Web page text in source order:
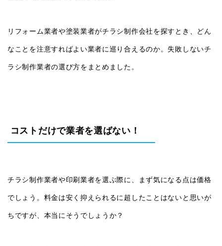
リフォーム業者や塗装業者がチラシ制作会社を探すとき、どん
なことを注意すればよい業者に巡り合えるのか。失敗しないチ
ラシ制作業者の選び方をまとめました。
コストだけで業者を選ばない！
チラシ制作業者や印刷業者を選ぶ際に、まず気になる点は価格
でしょう。料金は安く抑えられるに超したことはないと思いが
ちですが、本当にそうでしょうか？